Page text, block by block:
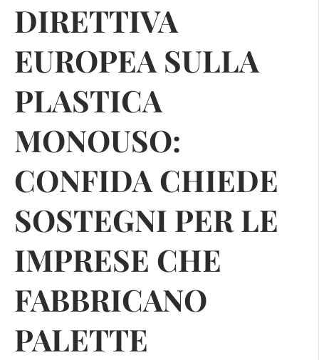
DIRETTIVA
EUROPEA SULLA
PLASTICA
MONOUSO:
CONFIDA CHIEDE
SOSTEGNI PER LE
IMPRESE CHE
FABBRICANO
PALETTE